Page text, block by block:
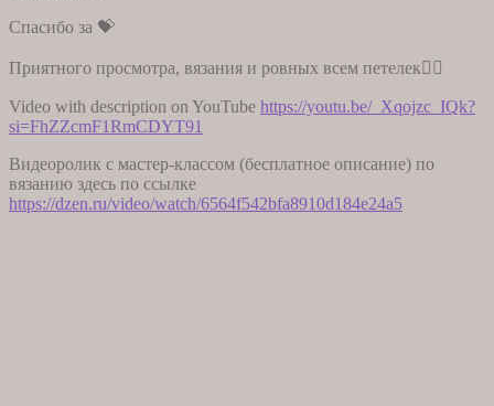
Спасибо за 💝
Приятного просмотра, вязания и ровных всем петелек👆🏻
Video with description on YouTube https://youtu.be/_Xqojzc_IQk?
si=FhZZcmF1RmCDYT91
Видеоролик с мастер-классом (бесплатное описание) по
вязанию здесь по ссылке
https://dzen.ru/video/watch/6564f542bfa8910d184e24a5